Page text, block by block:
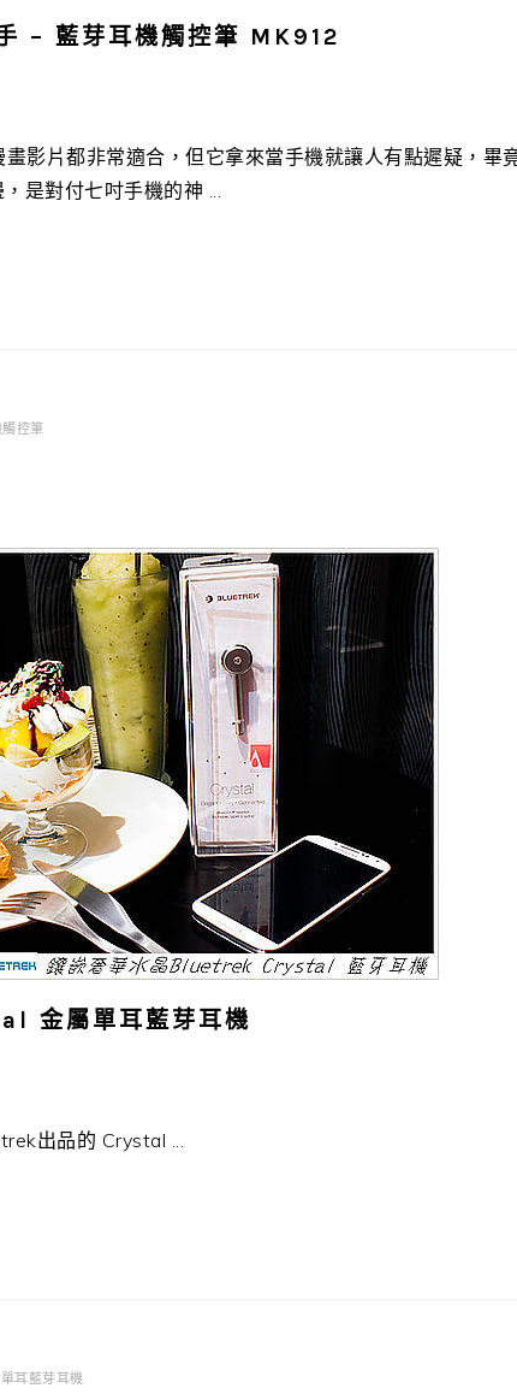
– 藍芽耳機觸控筆 MK912
影片都非常適合，但它拿來當手機就讓人有點遲疑，畢
是對付七吋手機的神 ...
控筆
金屬單耳藍芽耳機
出品的 Crystal ...
耳藍芽耳機